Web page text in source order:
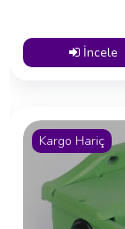
İncele
Kargo Hariç